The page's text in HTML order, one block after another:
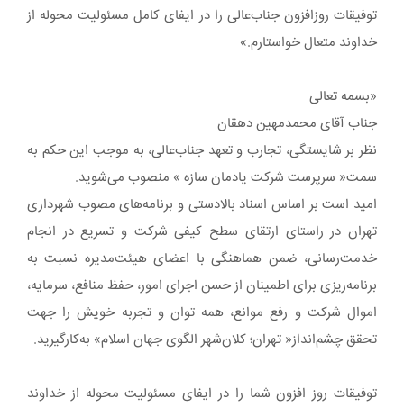
توفیقات روزافزون جناب‌عالی را در ایفای کامل مسئولیت محوله از
خداوند متعال خواستارم.»
«بسمه تعالی
جناب آقای محمدمهین دهقان
نظر بر شایستگی، تجارب و تعهد جناب‌عالی، به موجب این حکم به
سمت« سرپرست شرکت یادمان سازه » منصوب می‌شوید.
امید است بر اساس اسناد بالادستی و برنامه‌های مصوب شهرداری
تهران در راستای ارتقای سطح کیفی شرکت و تسریع در انجام
خدمت‌رسانی، ضمن هماهنگی با اعضای هیئت‌مدیره نسبت به
برنامه‌ریزی برای اطمینان از حسن اجرای امور، حفظ منافع، سرمایه،
اموال شرکت و رفع موانع، همه توان و تجربه خویش را جهت
تحقق چشم‌انداز« تهران؛ کلان‌شهر الگوی جهان اسلام» به‌کارگیرید.
توفیقات روز افزون شما را در ایفای مسئولیت محوله از خداوند